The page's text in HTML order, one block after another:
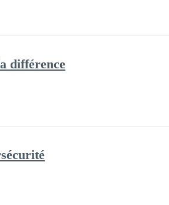
différence